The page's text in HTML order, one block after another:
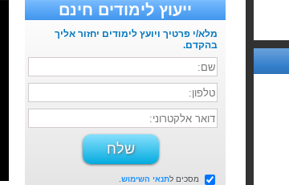
ייעוץ לימודים חינם
מלא/י פרטיך ויועץ לימודים יחזור אליך
בהקדם.
מסכים לתנאי השימוש